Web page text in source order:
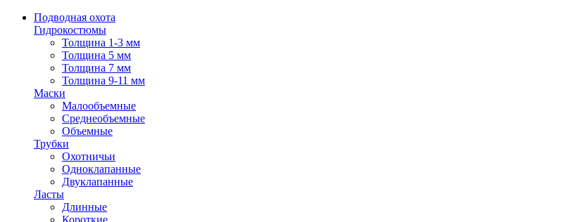
Подводная охота
Гидрокостюмы
Толщина 1-3 мм
Толщина 5 мм
Толщина 7 мм
Толщина 9-11 мм
Маски
Малообъемные
Среднеобъемные
Объемные
Трубки
Охотничьи
Одноклапанные
Двуклапанные
Ласты
Длинные
Короткие